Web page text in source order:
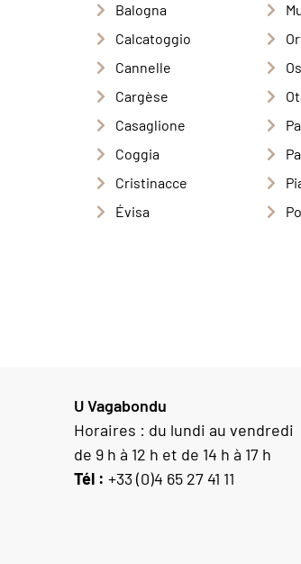
Balogna
Calcatoggio
Cannelle
Cargèse
Casaglione
Coggia
Cristinacce
Évisa
U Vagabondu
Horaires : du lundi au vendredi
de 9 h à 12 h et de 14 h à 17 h
Tél : +33 (0)4 65 27 41 11